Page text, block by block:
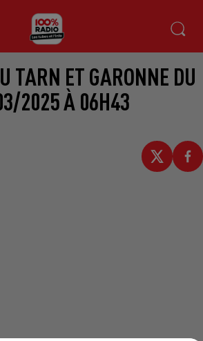
TARN ET GARONNE DU
2025 À 06H43